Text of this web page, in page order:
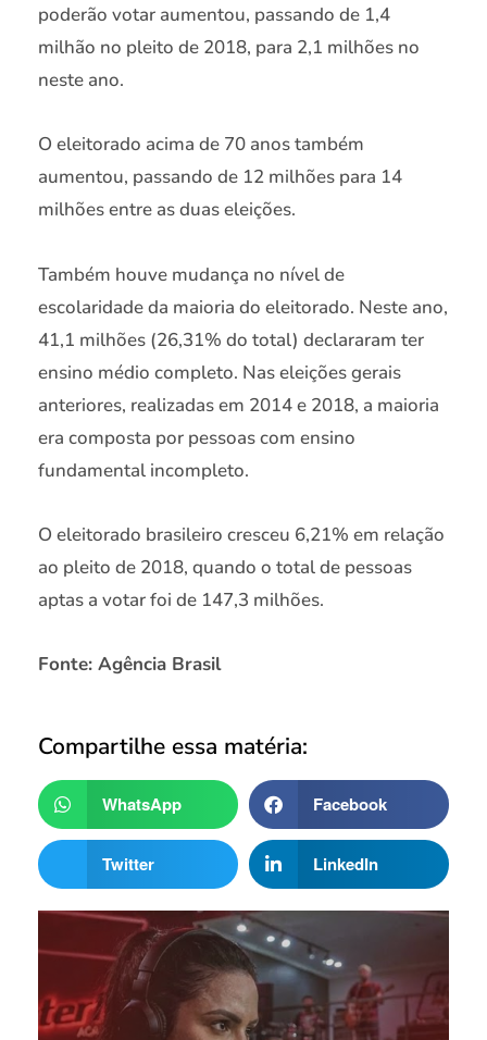
poderão votar aumentou, passando de 1,4
milhão no pleito de 2018, para 2,1 milhões no
neste ano.
O eleitorado acima de 70 anos também
aumentou, passando de 12 milhões para 14
milhões entre as duas eleições.
Também houve mudança no nível de
escolaridade da maioria do eleitorado. Neste ano,
41,1 milhões (26,31% do total) declararam ter
ensino médio completo. Nas eleições gerais
anteriores, realizadas em 2014 e 2018, a maioria
era composta por pessoas com ensino
fundamental incompleto.
O eleitorado brasileiro cresceu 6,21% em relação
ao pleito de 2018, quando o total de pessoas
aptas a votar foi de 147,3 milhões.
Fonte: Agência Brasil
Compartilhe essa matéria:
WhatsApp Facebook
Twitter LinkedIn